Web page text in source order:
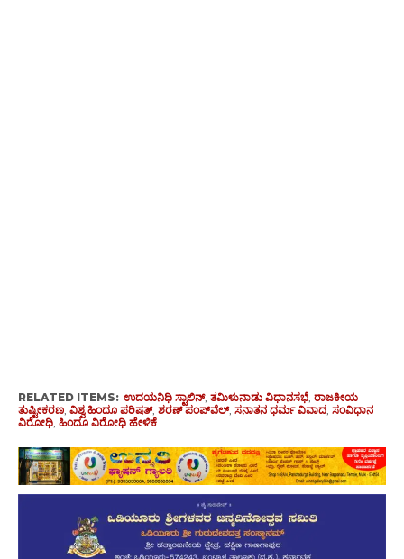
RELATED ITEMS: ಉದಯನಿಧಿ ಸ್ಟಾಲಿನ್, ತಮಿಳುನಾಡು ವಿಧಾನಸಭೆ, ರಾಜಕೀಯ
ತುಷ್ಟೀಕರಣ, ವಿಶ್ವ ಹಿಂದೂ ಪರಿಷತ್, ಶರಣ್ ಪಂಪ್‌ವೆಲ್, ಸನಾತನ ಧರ್ಮ ವಿವಾದ, ಸಂವಿಧಾನ
ವಿರೋಧಿ, ಹಿಂದೂ ವಿರೋಧಿ ಹೇಳಿಕೆ